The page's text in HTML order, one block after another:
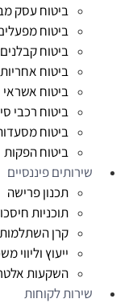
ביטוח עסק
ביטוח מפעלים
ביטוח קבלנים
ביטוח
ביטוח אשראי
ביטוח רכבי
ביטוח
ביטוח הפקות
שירותים פיננסיים
תכנון פרישה
תוכניות חיסכון
קרן השתלמות
ייעוץ וליווי
השקעות
שירות לקוחות